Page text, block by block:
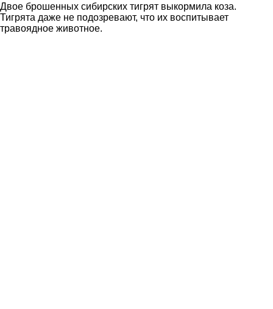
Двое брошенных сибирских тигрят выкормила коза.
Тигрята даже не подозревают, что их воспитывает
травоядное животное.